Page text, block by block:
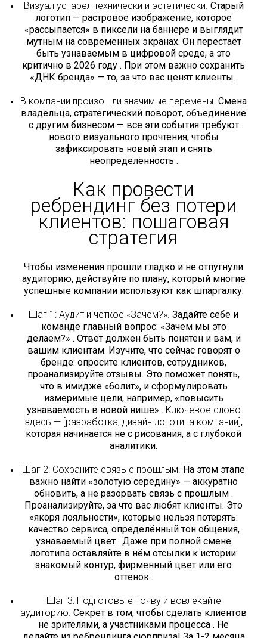
Визуал устарел технически и эстетически. Старый
логотип — растровое изображение, которое
«рассыпается» в пиксели на баннере и выглядит
мутным на современных экранах. Он перестаёт
быть узнаваемым в цифровой среде, а это
критично в 2026 году . При этом важно сохранить
«ДНК бренда» — то, за что вас ценят клиенты .
В компании произошли значимые перемены. Смена
владельца, стратегический поворот, объединение
с другим бизнесом — все эти события требуют
нового визуального прочтения, чтобы
зафиксировать новый этап и снять
неопределённость .
Как провести
ребрендинг без потери
клиентов: пошаговая
стратегия
Чтобы изменения прошли гладко и не отпугнули
аудиторию, действуйте по плану, который многие
успешные компании используют как шпаргалку.
Шаг 1: Аудит и чёткое «Зачем?». Задайте себе и
команде главный вопрос: «Зачем мы это
делаем?» . Ответ должен быть понятен и вам, и
вашим клиентам. Изучите, что сейчас говорят о
бренде: опросите клиентов, сотрудников,
проанализируйте отзывы. Это поможет понять,
что в имидже «болит», и сформулировать
измеримые цели, например, «повысить
узнаваемость в новой нише» . Ключевое слово
здесь — [разработка, дизайн логотипа компании],
которая начинается не с рисования, а с глубокой
аналитики.
Шаг 2: Сохраните связь с прошлым. На этом этапе
важно найти «золотую середину» — аккуратно
обновить, а не разорвать связь с прошлым .
Проанализируйте, за что вас любят клиенты. Это
«якоря лояльности», которые нельзя потерять:
качество сервиса, определённый тон общения,
узнаваемый цвет . Даже при полной смене
логотипа оставляйте в нём отсылки к истории:
знакомый контур, фирменный цвет или его
оттенок .
Шаг 3: Подготовьте почву и вовлекайте
аудиторию. Секрет в том, чтобы сделать клиентов
не зрителями, а участниками процесса . Не